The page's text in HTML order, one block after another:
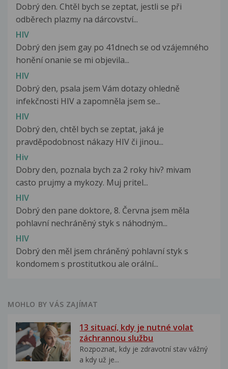
Dobrý den. Chtěl bych se zeptat, jestli se při
odběrech plazmy na dárcovství...
HIV
Dobrý den jsem gay po 41dnech se od vzájemného
honění onanie se mi objevila...
HIV
Dobrý den, psala jsem Vám dotazy ohledně
infekčnosti HIV a zapomněla jsem se...
HIV
Dobrý den, chtěl bych se zeptat, jaká je
pravděpodobnost nákazy HIV či jinou...
Hiv
Dobry den, poznala bych za 2 roky hiv? mivam
casto prujmy a mykozy. Muj pritel...
HIV
Dobrý den pane doktore, 8. Června jsem měla
pohlavní nechráněný styk s náhodným...
HIV
Dobrý den měl jsem chráněný pohlavní styk s
kondomem s prostitutkou ale orální...
MOHLO BY VÁS ZAJÍMAT
13 situací, kdy je nutné volat
záchrannou službu
Rozpoznat, kdy je zdravotní stav vážný
a kdy už je...